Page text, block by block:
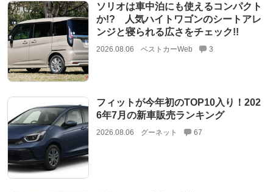
ソリオは車中泊にも使えるコンパクト
か!? 人気ハイトワゴンのシートアレ
ンジと寝られる広さをチェック!!
2026.08.06 ベストカーWeb 3
フィットが今年初のTOP10入り！202
6年7月の新車販売ランキング
2026.08.06 グーネット 67